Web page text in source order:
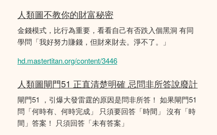
人類圖不教你的財富秘密
金錢模式，比行為重要，看看自己有否跌入個黑洞 有同
學問「我好努力賺錢，但財來財去。淨不了。」
hd.mastertitan.org/content/3446
人類圖閘門51 正直清楚明確 忌問非所答說廢計
閘門51 ，引爆大發雷霆的原因是問非所答！ 如果閘門51
問「何時有、何時完成」 只須要回答「時間」 沒有「時
間」答案！ 只須回答「未有答案」